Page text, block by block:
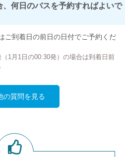
何日のバスを予約すればよいで
ご到着日の前日の日付でご予約くだ
1月1日の00:30発）の場合は到着日前
の質問を見る